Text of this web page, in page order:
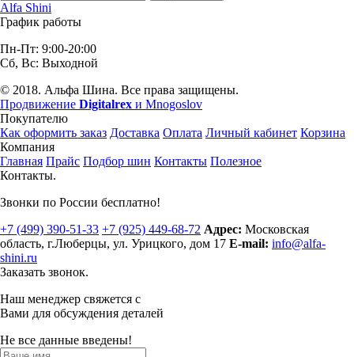
Alfa Shini
График работы
Пн-Пт: 9:00-20:00
Сб, Вс: Выходной
© 2018. Альфа Шина. Все права защищены.
Продвижение Digitalrex и Mnogoslov
Покупателю
Как оформить заказ Доставка Оплата Личный кабинет Корзина
Компания
Главная Прайс Подбор шин Контакты Полезное
Контакты.
Звонки по России бесплатно!
+7 (499) 390-51-33 +7 (925) 449-68-72 Адрес: Московская
область, г.Люберцы, ул. Урицкого, дом 17 E-mail: info@alfa-
shini.ru
Заказать звонок.
Наш менеджер свяжется с
Вами для обсуждения деталей
Не все данные введены!